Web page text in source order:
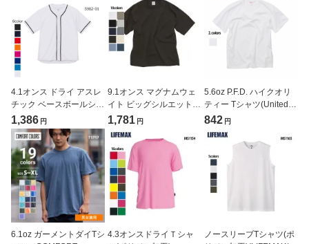
4.1オンス ドライ アスレ
チック ベースボールシャ
ツ 大きサイズ (United
Athle/ユナイテッドアス
レ)[5982-01]
1,386 円
9.1オンス マグナムウェ
イト ビッグシルエット T
シャツ(United Athle/ユナ
1,781 円
5.6oz P.F.D. ハイクオリ
ティー Tシャツ(United
Athle/ユナイテッドアス
842 円
6.1oz ガーメントダイTシ 4.3オンスドライＴシャ
ノースリーブTシャツ(ポ